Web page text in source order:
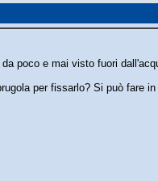
poco e mai visto fuori
per fissarlo? Si può fare in